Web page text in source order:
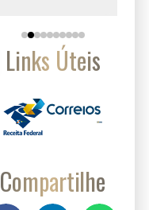
Links Úteis
Compartilhe